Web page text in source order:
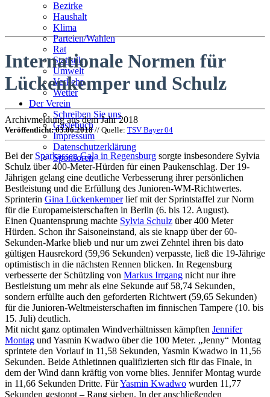
Bezirke
Haushalt
Klima
Parteien/Wahlen
Rat
Statistik
Umwelt
Verkehr
Wetter
Der Verein
Schreiben Sie uns
Gästebuch
Impressum
Datenschutzerklärung
Sponsoren
Internationale Normen für
Lückenkemper und Schulz
Archivmeldung aus dem Jahr 2018
Veröffentlicht: 03.06.2018// Quelle: TSV Bayer 04
Bei der Sparkassen Gala in Regensburg sorgte insbesondere Sylvia
Schulz über 400-Meter-Hürden für einen Paukenschlag. Der 19-
Jährigen gelang eine deutliche Verbesserung ihrer persönlichen
Bestleistung und die Erfüllung des Junioren-WM-Richtwertes.
Sprinterin Gina Lückenkemperlief mit der Sprintstaffel zur Norm
für die Europameisterschaften in Berlin (6. bis 12. August).
Einen Quantensprung machte Sylvia Schulz über 400 Meter
Hürden. Schon ihr Saisoneinstand, als sie knapp über der 60-
Sekunden-Marke blieb und nur um zwei Zehntel ihren bis dato
gültigen Hausrekord (59,96 Sekunden) verpasste, ließ die 19-Jährige
optimistisch in die nächsten Rennen blicken. In Regensburg
verbesserte der Schützling von Markus Irrgang nicht nur ihre
Bestleistung um mehr als eine Sekunde auf 58,74 Sekunden,
sondern erfüllte auch den geforderten Richtwert (59,65 Sekunden)
für die Junioren-Weltmeisterschaften im finnischen Tampere (10. bis
15. Juli) deutlich.
Mit nicht ganz optimalen Windverhältnissen kämpften Jennifer
Montag und Yasmin Kwadwo über die 100 Meter. „Jenny“ Montag
sprintete den Vorlauf in 11,58 Sekunden, Yasmin Kwadwo in 11,56
Sekunden. Beide Athletinnen qualifizierten sich für das Finale, in
dem der Wind dann kräftig von vorne blies. Jennifer Montag wurde
in 11,66 Sekunden Dritte. FürYasmin Kwadwo wurden 11,77
Sekunden gestoppt – Rang sieben. In der anschließenden